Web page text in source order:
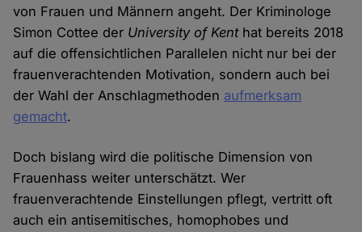
von Frauen und Männern angeht. Der Kriminologe
Simon Cottee der University of Kenthat bereits 2018
auf die offensichtlichen Parallelen nicht nur bei der
frauenverachtenden Motivation, sondern auch bei
der Wahl der Anschlagmethoden aufmerksam
gemacht.
Doch bislang wird die politische Dimension von
Frauenhass weiter unterschätzt. Wer
frauenverachtende Einstellungen pflegt, vertritt oft
auch ein antisemitisches, homophobes und